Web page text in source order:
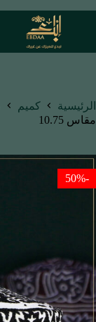
الرئيسية كميم
مقاس 10.75
-50%